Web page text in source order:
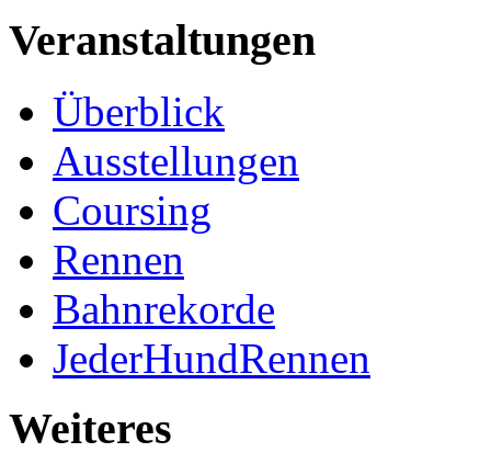
Veranstaltungen
Überblick
Ausstellungen
Coursing
Rennen
Bahnrekorde
JederHundRennen
Weiteres